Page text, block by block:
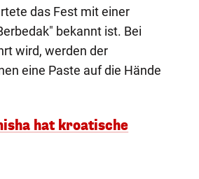
das Fest mit einer
bekannt ist. Bei
wird, werden der
eine Paste auf die Hände
hat kroatische